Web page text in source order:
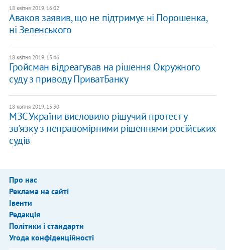
18 квітня 2019, 16:02
Аваков заявив, що не підтримує ні Порошенка,
ні Зеленського
18 квітня 2019, 15:46
Гройсман відреагував на рішення Окружного
суду з приводу ПриватБанку
18 квітня 2019, 15:30
МЗС України висловило рішучий протест у
зв'язку з неправомірними рішеннями російських
судів
Про нас
Реклама на сайті
Івенти
Редакція
Політики і стандарти
Угода конфіденційності